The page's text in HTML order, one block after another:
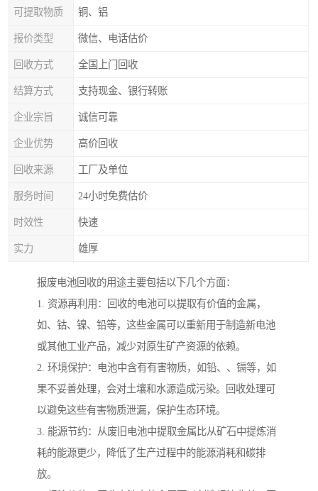
可提取物质 铜、铝
报价类型 微信、电话估价
回收方式 全国上门回收
结算方式 支持现金、银行转账
企业宗旨 诚信可靠
企业优势 高价回收
回收来源 工厂及单位
服务时间 24小时免费估价
时效性 快速
实力 雄厚
报废电池回收的用途主要包括以下几个方面：
1. 资源再利用：回收的电池可以提取有价值的金属，
如、钴、镍、铅等，这些金属可以重新用于制造新电池
或其他工业产品，减少对原生矿产资源的依赖。
2. 环境保护：电池中含有有害物质，如铅、、镉等，如
果不妥善处理，会对土壤和水源造成污染。回收处理可
以避免这些有害物质泄漏，保护生态环境。
3. 能源节约：从废旧电池中提取金属比从矿石中提炼消
耗的能源更少，降低了生产过程中的能源消耗和碳排
放。